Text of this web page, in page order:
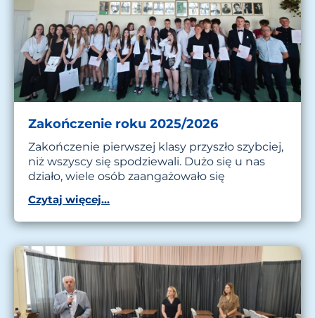
Zakończenie roku 2025/2026
Zakończenie pierwszej klasy przyszło szybciej,
niż wszyscy się spodziewali. Dużo się u nas
działo, wiele osób zaangażowało się
Czytaj więcej...